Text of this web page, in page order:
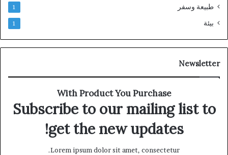
طبيعة وسفر 1
بيئة 1
Newsletter
With Product You Purchase
Subscribe to our mailing list to
get the new updates!
Lorem ipsum dolor sit amet, consectetur.